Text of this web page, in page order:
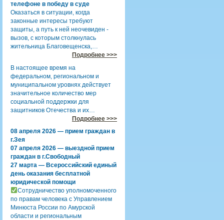
телефоне в победу в суде
Оказаться в ситуации, когда
законные интересы требуют
защиты, а путь к ней неочевиден -
вызов, с которым столкнулась
жительница Благовещенска,…
Подробнее >>>
В настоящее время на
федеральном, региональном и
муниципальном уровнях действует
значительное количество мер
социальной поддержки для
защитников Отечества и их…
Подробнее >>>
08 апреля 2026 — прием граждан в
г.Зея
07 апреля 2026 — выездной прием
граждан в г.Свободный
27 марта — Всероссийский единый
день оказания бесплатной
юридической помощи
Сотрудничество уполномоченного
по правам человека с Управлением
Минюста России по Амурской
области и региональным